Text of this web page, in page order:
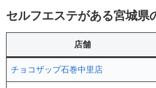
セルフエステがある宮城県
店舗
チョコザップ石巻中里店